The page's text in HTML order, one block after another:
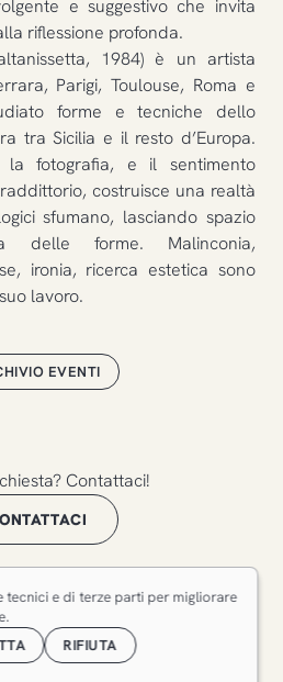
e suggestivo che invita
riflessione profonda.
1984) è un artista
Parigi, Toulouse, Roma e
forme e tecniche dello
tra Sicilia e il resto d’Europa.
fotografia, e il sentimento
costruisce una realtà
sfumano, lasciando spazio
delle forme. Malinconia,
ironia, ricerca estetica sono
lavoro.
EVENTI
Contattaci!
Pensiero
Contemporaneo
tecnici e di terze parti per migliorare
RIFIUTA